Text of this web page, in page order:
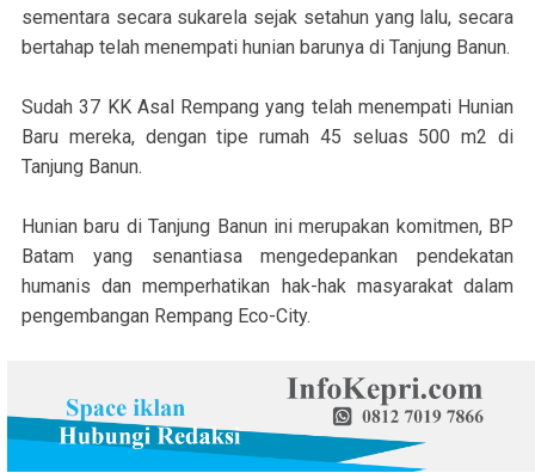
sementara secara sukarela sejak setahun yang lalu, secara
bertahap telah menempati hunian barunya di Tanjung Banun.
Sudah 37 KK Asal Rempang yang telah menempati Hunian
Baru mereka, dengan tipe rumah 45 seluas 500 m2 di
Tanjung Banun.
Hunian baru di Tanjung Banun ini merupakan komitmen, BP
Batam yang senantiasa mengedepankan pendekatan
humanis dan memperhatikan hak-hak masyarakat dalam
pengembangan Rempang Eco-City.